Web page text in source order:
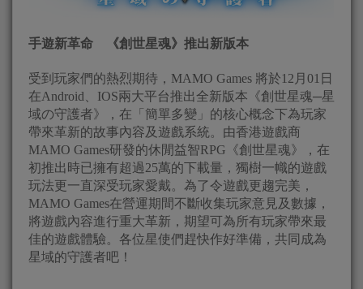
手遊新革命 《創世星魂》推出新版本
受到玩家們的熱烈期待，MAMO Games 將於12月01日
在Android、IOS兩大平台推出全新版本《創世星魂─星
域の守護者》，在「簡單多變」的核心概念下為玩家
帶來革新的故事內容及遊戲系統。由香港遊戲商
MAMO Games研發的休閒益智RPG《創世星魂》，在
初推出時已擁有超過25萬的下載量，獨樹一幟的遊戲
玩法更一直深受玩家愛戴。為了令遊戲更趨完美，
MAMO Games在營運期間不斷收集玩家意見及數據，
將遊戲內容進行重大革新，期望可為所有玩家帶來最
佳的遊戲體驗。各位星使們趕快作好準備，共同成為
星域的守護者吧！